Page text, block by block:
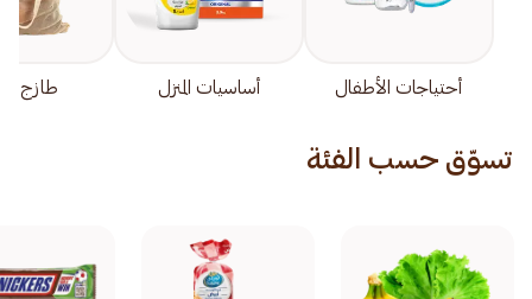
أحتياجات الأطفال أساسيات المنزل طازج
تسوّق حسب الفئة